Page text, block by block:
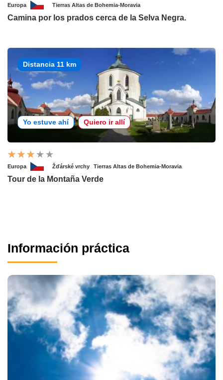
Europa Tierras Altas de Bohemia-Moravia
Camina por los prados cerca de la Selva Negra.
Distancia 11 km
Yo estuve ahí Quiero ir allí
Europa Žďárské vrchy Tierras Altas de Bohemia-Moravia
Tour de la Montaña Verde
Información práctica